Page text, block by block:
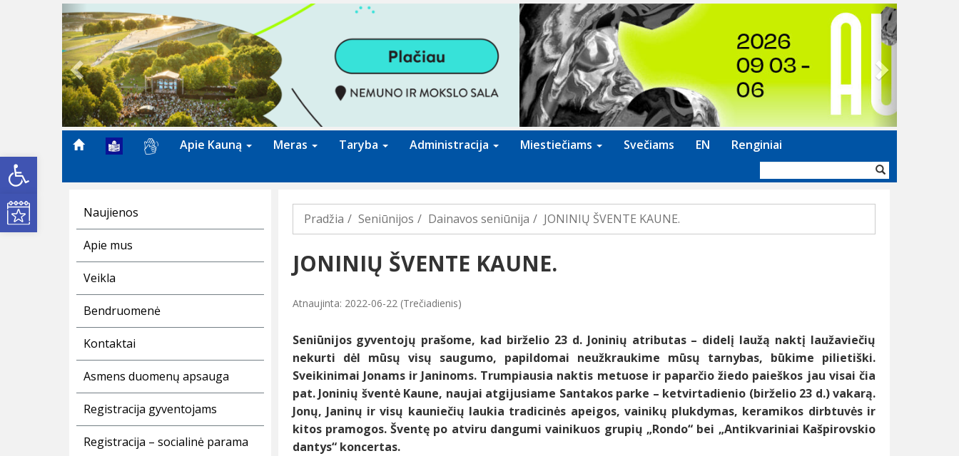
Open toolbar
Kultūros renginiai
Previous Next
Apie Kauną Meras Taryba Administracija Miestiečiams Svečiams EN Renginiai
forma
Naujienos
Apie mus
Veikla
Bendruomenė
Kontaktai
Asmens duomenų apsauga
Registracija gyventojams
Registracija – socialinė parama
Pradžia Seniūnijos Dainavos seniūnija JONINIŲ ŠVENTE KAUNE.
JONINIŲ ŠVENTE KAUNE.
Atnaujinta: 2022-06-22 (Trečiadienis)
Seniūnijos gyventojų prašome, kad birželio 23 d. Joninių atributas – didelį laužą naktį laužaviečių
nekurti dėl mūsų visų saugumo, papildomai neužkraukime mūsų tarnybas, būkime pilietiški.
Sveikinimai Jonams ir Janinoms. Trumpiausia naktis metuose ir paparčio žiedo paieškos jau visai čia
pat. Joninių šventė Kaune, naujai atgijusiame Santakos parke – ketvirtadienio (birželio 23 d.) vakarą.
Jonų, Janinų ir visų kauniečių laukia tradicinės apeigos, vainikų plukdymas, keramikos dirbtuvės ir
kitos pramogos. Šventę po atviru dangumi vainikuos grupių „Rondo“ bei „Antikvariniai Kašpirovskio
dantys“ koncertas.